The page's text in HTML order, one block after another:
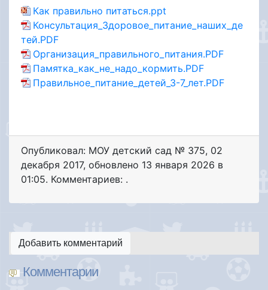
Как правильно питаться.ppt
Консультация_Здоровое_питание_наших_де
тей.PDF
Организация_правильного_питания.PDF
Памятка_как_не_надо_кормить.PDF
Правильное_питание_детей_3-7_лет.PDF
Опубликовал: МОУ детский сад № 375, 02
декабря 2017, обновлено 13 января 2026 в
01:05. Комментариев: .
Добавить комментарий
Комментарии